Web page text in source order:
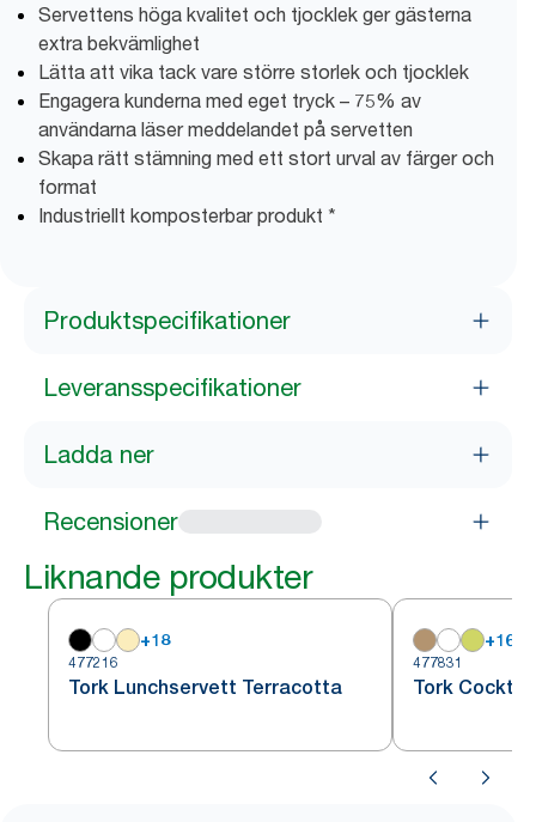
Servettens höga kvalitet och tjocklek ger gästerna
extra bekvämlighet
Lätta att vika tack vare större storlek och tjocklek
Engagera kunderna med eget tryck – 75% av
användarna läser meddelandet på servetten
Skapa rätt stämning med ett stort urval av färger och
format
Industriellt komposterbar produkt *
Produktspecifikationer
Leveransspecifikationer
Ladda ner
Recensioner
Liknande produkter
+18
477216
Tork Lunchservett Terracotta
+16
477831
Tork